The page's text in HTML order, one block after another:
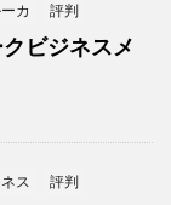
カ 評判
ビジネスメ
ス 評判